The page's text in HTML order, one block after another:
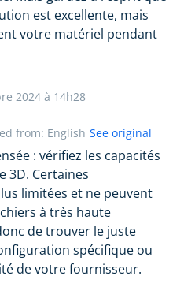
est excellente, mais
votre matériel pendant
2024 à 14h28
: vérifiez les capacités
3D. Certaines
limitées et ne peuvent
à très haute
de trouver le juste
spécifique ou
de votre fournisseur.
from: English See original